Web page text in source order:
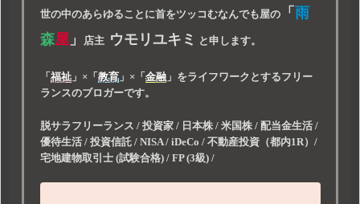
世の中のあらゆることに首をツッコむなんでも屋の「 雨
森屋 」 店主 ウモリユキミ と申します。
「 福祉」 × 「 教育」 × 「 金融」 をライフワークとするフリー
ランスのブロガーです。
脱サラフリーランス / 投資家 / 日本株 / 米国株 / 配当金生活 /
優待生活 / 投資信託 / NISA / iDeCo / 不動産投資（都内1R）/
宅地建物取引士 (試験合格) / FP (3級) /